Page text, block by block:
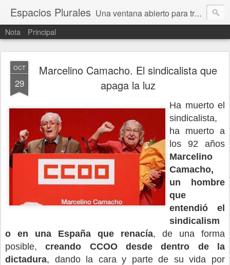
Espacios Plurales Una ventana abierto para tratar problemas que nos afectan a todxs. Temas sociales, educación, cultura, economía, política, derechos, calidad de vida. Estamos gobernados, pero queremos una calidad mayor en la política.
Nota Principal
OCT
29
Marcelino Camacho. El sindicalista que
apaga la luz
Ha muerto el
sindicalista,
ha muerto a
los 92 años
Marcelino
Camacho,
un hombre
que
entendió el
sindicalism
o en una España que renacía, de una forma
posible,creando CCOO desde dentro de la
dictadura, dando la cara y parte de su vida por